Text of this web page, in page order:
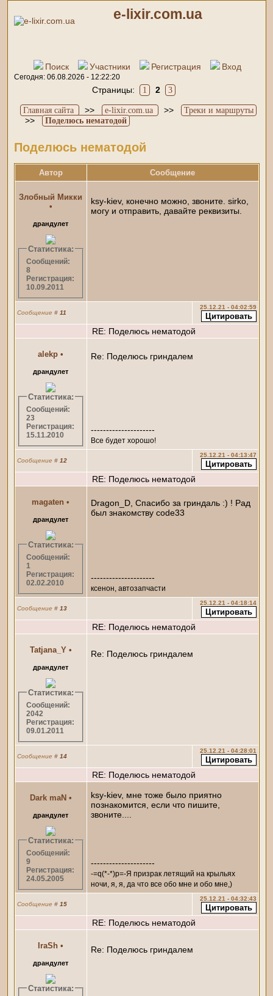
e-lixir.com.ua
Поиск Участники Регистрация Вход
Сегодня: 06.08.2026 - 12:22:20
Страницы: 1 2 3
Главная сайта >> e-lixir.com.ua >> Треки и маршруты
>> Поделюсь нематодой
Поделюсь нематодой
Автор Сообщение
Злобный Микки
•
драндулет
Статистика:
Сообщений:
8
Регистрация:
10.09.2011
ksy-kiev, конечно можно, звоните. sirko,
могу и отправить, давайте реквизиты.
Сообщение # 11
25.12.21 - 04:02:59
RE: Поделюсь нематодой
alekp •
драндулет
Статистика:
Сообщений:
23
Регистрация:
15.11.2010
Re: Поделюсь гриндалем
---------------------
Все будет хорошо!
Сообщение # 12
25.12.21 - 04:13:47
RE: Поделюсь нематодой
magaten •
драндулет
Статистика:
Сообщений:
1
Регистрация:
02.02.2010
Dragon_D, Спасибо за гриндаль :) ! Рад
был знакомству code33
---------------------
ксенон, автозапчасти
Сообщение # 13
25.12.21 - 04:18:14
RE: Поделюсь нематодой
Tatjana_Y •
драндулет
Статистика:
Сообщений:
2042
Регистрация:
09.01.2011
Re: Поделюсь гриндалем
Сообщение # 14
25.12.21 - 04:28:01
RE: Поделюсь нематодой
Dark maN •
драндулет
Статистика:
Сообщений:
9
Регистрация:
24.05.2005
ksy-kiev, мне тоже было приятно
познакомится, если что пишите,
звоните....
---------------------
-=q(*-*)p=-Я призрак летящий на крыльях
ночи, я, я, да что все обо мне и обо мне,)
Сообщение # 15
25.12.21 - 04:32:43
RE: Поделюсь нематодой
IraSh •
драндулет
Статистика:
Re: Поделюсь гриндалем